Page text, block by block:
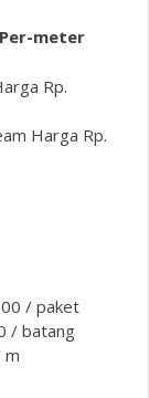
meter
Rp.
Harga Rp.
/ paket
/ batang
m